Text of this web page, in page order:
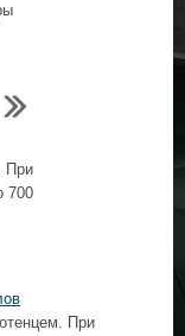
При
700
При